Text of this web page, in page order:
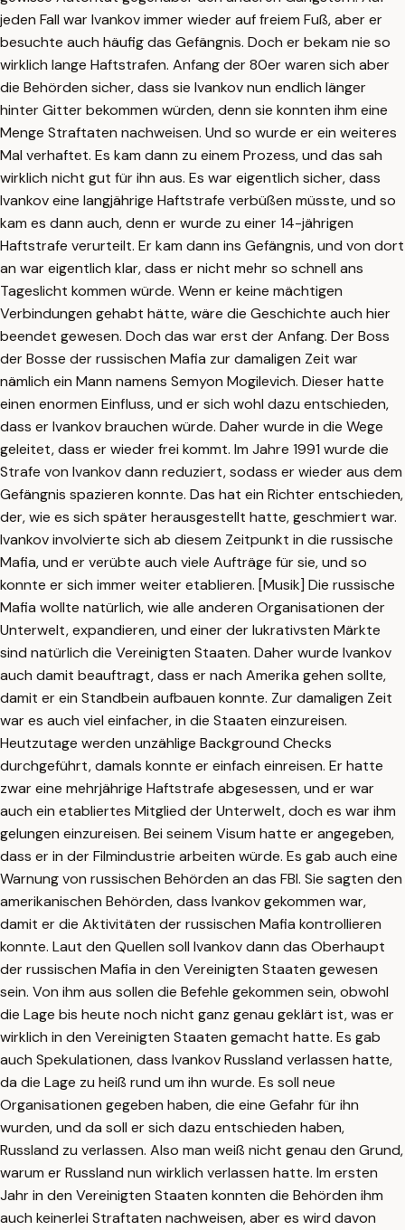
jeden Fall war Ivankov immer wieder auf freiem Fuß, aber er
besuchte auch häufig das Gefängnis. Doch er bekam nie so
wirklich lange Haftstrafen. Anfang der 80er waren sich aber
die Behörden sicher, dass sie Ivankov nun endlich länger
hinter Gitter bekommen würden, denn sie konnten ihm eine
Menge Straftaten nachweisen. Und so wurde er ein weiteres
Mal verhaftet. Es kam dann zu einem Prozess, und das sah
wirklich nicht gut für ihn aus. Es war eigentlich sicher, dass
Ivankov eine langjährige Haftstrafe verbüßen müsste, und so
kam es dann auch, denn er wurde zu einer 14-jährigen
Haftstrafe verurteilt. Er kam dann ins Gefängnis, und von dort
an war eigentlich klar, dass er nicht mehr so schnell ans
Tageslicht kommen würde. Wenn er keine mächtigen
Verbindungen gehabt hätte, wäre die Geschichte auch hier
beendet gewesen. Doch das war erst der Anfang. Der Boss
der Bosse der russischen Mafia zur damaligen Zeit war
nämlich ein Mann namens Semyon Mogilevich. Dieser hatte
einen enormen Einfluss, und er sich wohl dazu entschieden,
dass er Ivankov brauchen würde. Daher wurde in die Wege
geleitet, dass er wieder frei kommt. Im Jahre 1991 wurde die
Strafe von Ivankov dann reduziert, sodass er wieder aus dem
Gefängnis spazieren konnte. Das hat ein Richter entschieden,
der, wie es sich später herausgestellt hatte, geschmiert war.
Ivankov involvierte sich ab diesem Zeitpunkt in die russische
Mafia, und er verübte auch viele Aufträge für sie, und so
konnte er sich immer weiter etablieren. [Musik] Die russische
Mafia wollte natürlich, wie alle anderen Organisationen der
Unterwelt, expandieren, und einer der lukrativsten Märkte
sind natürlich die Vereinigten Staaten. Daher wurde Ivankov
auch damit beauftragt, dass er nach Amerika gehen sollte,
damit er ein Standbein aufbauen konnte. Zur damaligen Zeit
war es auch viel einfacher, in die Staaten einzureisen.
Heutzutage werden unzählige Background Checks
durchgeführt, damals konnte er einfach einreisen. Er hatte
zwar eine mehrjährige Haftstrafe abgesessen, und er war
auch ein etabliertes Mitglied der Unterwelt, doch es war ihm
gelungen einzureisen. Bei seinem Visum hatte er angegeben,
dass er in der Filmindustrie arbeiten würde. Es gab auch eine
Warnung von russischen Behörden an das FBI. Sie sagten den
amerikanischen Behörden, dass Ivankov gekommen war,
damit er die Aktivitäten der russischen Mafia kontrollieren
konnte. Laut den Quellen soll Ivankov dann das Oberhaupt
der russischen Mafia in den Vereinigten Staaten gewesen
sein. Von ihm aus sollen die Befehle gekommen sein, obwohl
die Lage bis heute noch nicht ganz genau geklärt ist, was er
wirklich in den Vereinigten Staaten gemacht hatte. Es gab
auch Spekulationen, dass Ivankov Russland verlassen hatte,
da die Lage zu heiß rund um ihn wurde. Es soll neue
Organisationen gegeben haben, die eine Gefahr für ihn
wurden, und da soll er sich dazu entschieden haben,
Russland zu verlassen. Also man weiß nicht genau den Grund,
warum er Russland nun wirklich verlassen hatte. Im ersten
Jahr in den Vereinigten Staaten konnten die Behörden ihm
auch keinerlei Straftaten nachweisen, aber es wird davon